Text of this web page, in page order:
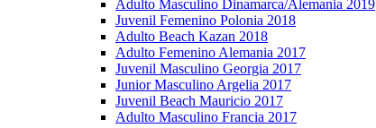
Adulto Masculino Dinamarca/Alemania 2019
Juvenil Femenino Polonia 2018
Adulto Beach Kazan 2018
Adulto Femenino Alemania 2017
Juvenil Masculino Georgia 2017
Junior Masculino Argelia 2017
Juvenil Beach Mauricio 2017
Adulto Masculino Francia 2017